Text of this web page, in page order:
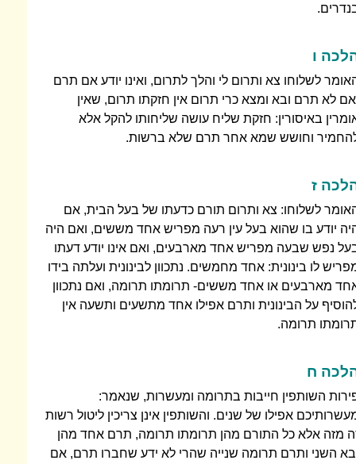
ו
לשלוחו צא ותרום לי והלך לתרום, ואינו יודע אם תרם
לא תרם ובא ומצא כרי תרום אין חזקתו תרום, שאין
באיסורין: חזקת שליח עושה שליחותו להקל אלא
וחושש שמא אחר תרם שלא ברשות.
ז
לשלוחו: צא ותרום תורם כדעתו של בעל הבית, אם
יודע בו שהוא בעל עין רעה מפריש אחד מששים, ואם היה
נפש שבעה מפריש אחד מארבעים, ואם אינו יודע דעתו
לו בינונית: אחד מחמשים. נתכוון לבינונית ועלתה בידו
מארבעים או אחד מששים- תרומתו תרומה, ואם נתכוון
על הבינונית ותרם אפילו אחד מתשעים ותשעה אין
תרומה.
ח
השותפין חייבות בתרומה ומעשרות, שנאמר:
אפילו של שנים. והשותפין אינן צריכין ליטול רשות
מזה אלא כל התורם מהן תרומתו תרומה, תרם אחד מהן
השני ותרם תרומה שנייה שהרי לא ידע שחברו תרם, אם